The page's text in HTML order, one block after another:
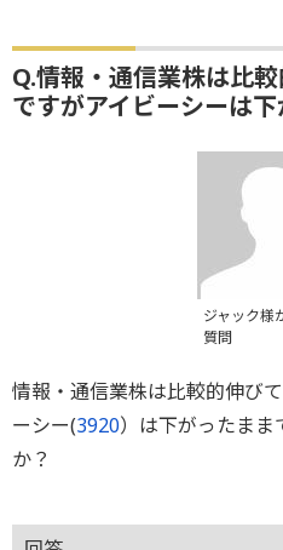
Q.情報・通信業株は比
ですがアイビーシーは
ジャック様
質問
情報・通信業株は比較的伸び
ーシー(3920）は下がったまま
か？